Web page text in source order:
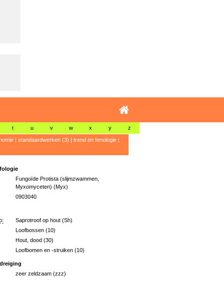
t u v w x y z
| standaardwerken (3) | trend en fenologie|
Fungoïde Protista (slijmzwammen,
Myxomyceten) (Myx)
0903040
Saprotroof op hout (Sh)
Loofbossen (10)
Hout, dood (30)
Loofbomen en -struiken (10)
zeer zeldzaam (zzz)